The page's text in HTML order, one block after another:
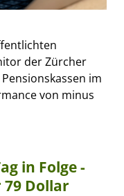
der Zürcher
im
von minus
in Folge -
Dollar